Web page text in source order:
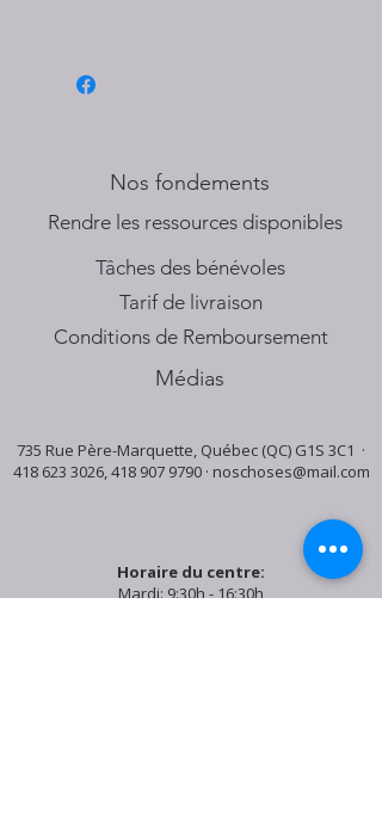
Nos fondements
​Rendre les ressources disponibles
Tâches des bénévoles
Tarif de livraison
Conditions de Remboursement
Médias
735 Rue Père-Marquette, Québec (QC) G1S 3C1 ·
418 623 3026,418 907 9790· noschoses@mail.com
Horaire du centre:
Mardi: 9:30h - 16:30h